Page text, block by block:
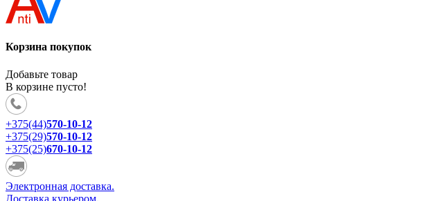
Корзина покупок
Добавьте товар
В корзине пусто!
+375(44)570-10-12
+375(29)570-10-12
+375(25)670-10-12
Электронная доставка.
Доставка курьером.